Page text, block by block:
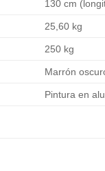
130 cm
25,60 kg
250 kg
Marrón
Pintura en